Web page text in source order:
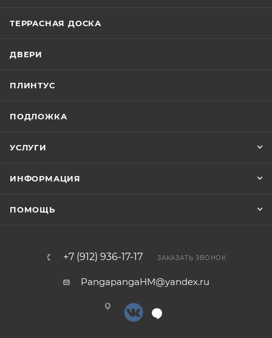
ТЕРРАСНАЯ ДОСКА
ДВЕРИ
ПЛИНТУС
ПОДЛОЖКА
УСЛУГИ
ИНФОРМАЦИЯ
ПОМОЩЬ
+7 (912) 936-17-17 ЗАКАЗАТЬ ЗВОНОК
PangapangaHM@yandex.ru